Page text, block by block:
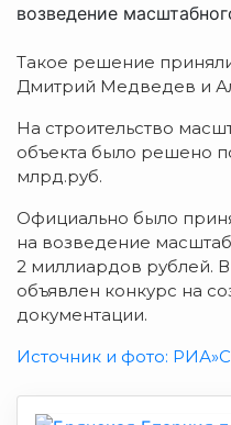
возведение
Такое решение
Дмитрий Медведев и
На строительство
объекта было решено
млрд.руб.
Официально было
на возведение
2 миллиардов рублей.
объявлен конкурс на
документации.
Источник и фото: